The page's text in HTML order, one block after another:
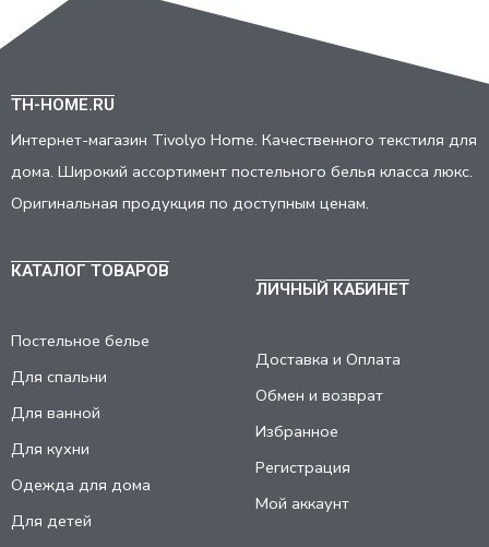
TH-HOME.RU
Интернет-магазин Tivolyo Home. Качественного текстиля для
дома. Широкий ассортимент постельного белья класса люкс.
Оригинальная продукция по доступным ценам.
КАТАЛОГ ТОВАРОВ
Постельное белье
Для спальни
Для ванной
Для кухни
Одежда для дома
Для детей
ЛИЧНЫЙ КАБИНЕТ
Доставка и Оплата
Обмен и возврат
Избранное
Регистрация
Мой аккаунт